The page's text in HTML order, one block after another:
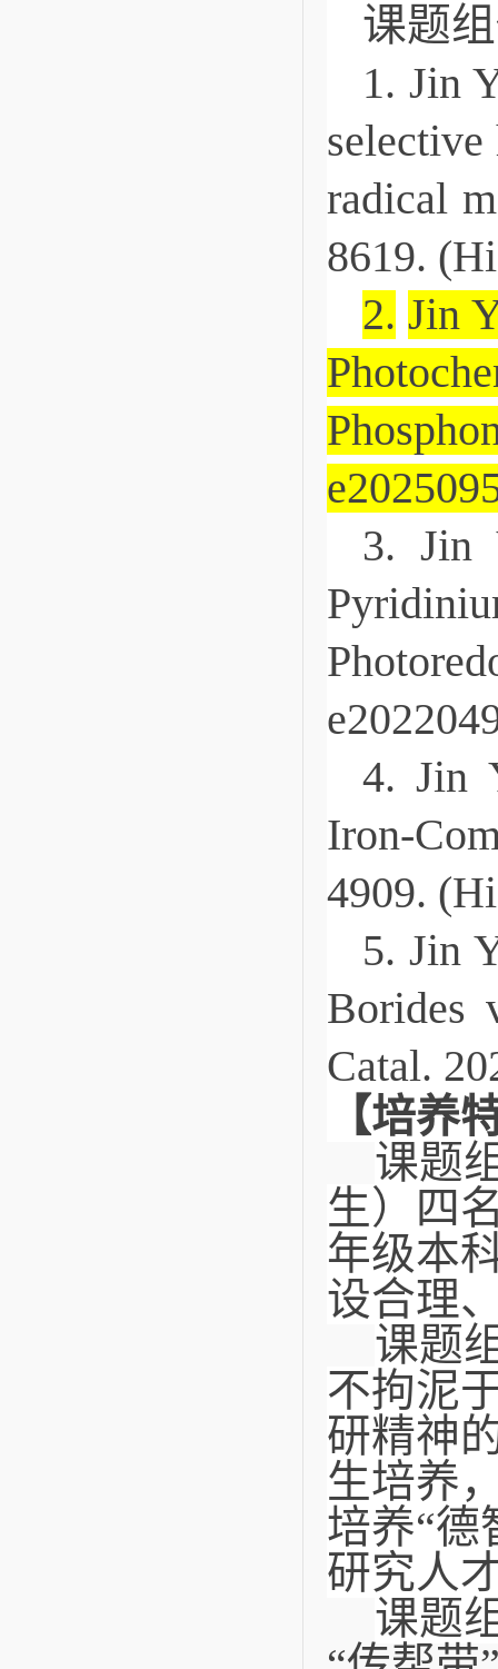
课题
1. Jin
radical
8619.
2. Jin
3. Jin
4. Jin
Iron-
4909.
5. Jin
Borides
Catal.
【培养
课题
生）四
年级本
设合理
课题
不拘泥
研精神
生培养
培养“德
研究人
课题